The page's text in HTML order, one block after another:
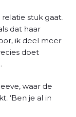
relatie stuk gaat.
dat haar
ik deel meer
doet
waar de
‘Ben je al in